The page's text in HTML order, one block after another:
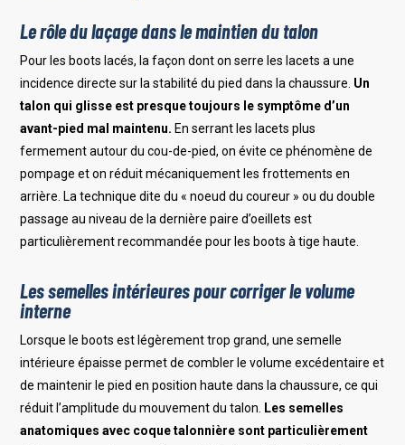
Le rôle du laçage dans le maintien du talon
Pour les boots lacés, la façon dont on serre les lacets a une
incidence directe sur la stabilité du pied dans la chaussure. Un
talon qui glisse est presque toujours le symptôme d’un
avant-pied mal maintenu. En serrant les lacets plus
fermement autour du cou-de-pied, on évite ce phénomène de
pompage et on réduit mécaniquement les frottements en
arrière. La technique dite du « noeud du coureur » ou du double
passage au niveau de la dernière paire d’oeillets est
particulièrement recommandée pour les boots à tige haute.
Les semelles intérieures pour corriger le volume
interne
Lorsque le boots est légèrement trop grand, une semelle
intérieure épaisse permet de combler le volume excédentaire et
de maintenir le pied en position haute dans la chaussure, ce qui
réduit l’amplitude du mouvement du talon. Les semelles
anatomiques avec coque talonnière sont particulièrement